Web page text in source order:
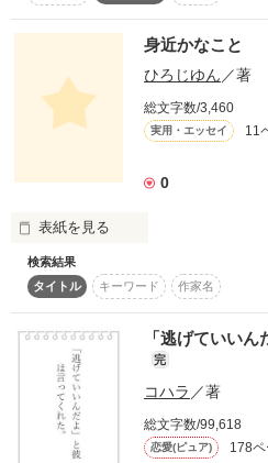
◎2017. 1.17   完結しました！
◎2017. 1.30   番外編追加しました
ありがとうございます！
◇　◇　◇　◇　◇　◇　◇　◇
渋矢 朱美
恋も仕事も一生懸命な頑張り屋さん
◇　　◇　　◇　　◇　　◇　　
「アナタの隣に立ってる、女の人
婚約者の隣にいる、若くて美人な
私が見てる前で、まさか･････
作品を読
突き刺さるような鋭い視線・・・
常に監視されているようで、日
この視線の正体は、一体誰なのか？
私は何か大事なことを、忘れてい
一体、ナニ？
身近かなこと
ひろじゆん ／著
総文字数/3,460
実用・エッセイ 11
0
表紙を見る
身近な出来事、人それぞれの考え。いろいろな事があるから面
白い。いろんな人の考えがあるか
検索結果
タイトル
キーワード 作家名
「逃げていいん
完
コハラ ／著
総文字数/99,618
恋愛(ピュア) 178ペ